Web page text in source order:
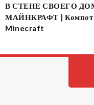
В СТЕНЕ СВОЕГО
МАЙНКРАФТ | Компот
Minecraft